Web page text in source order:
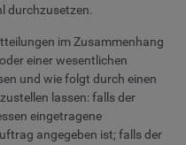
durchzusetzen.
im Zusammenhang
einer wesentlichen
und wie folgt durch einen
lassen: falls der
eingetragene
angegeben ist; falls der